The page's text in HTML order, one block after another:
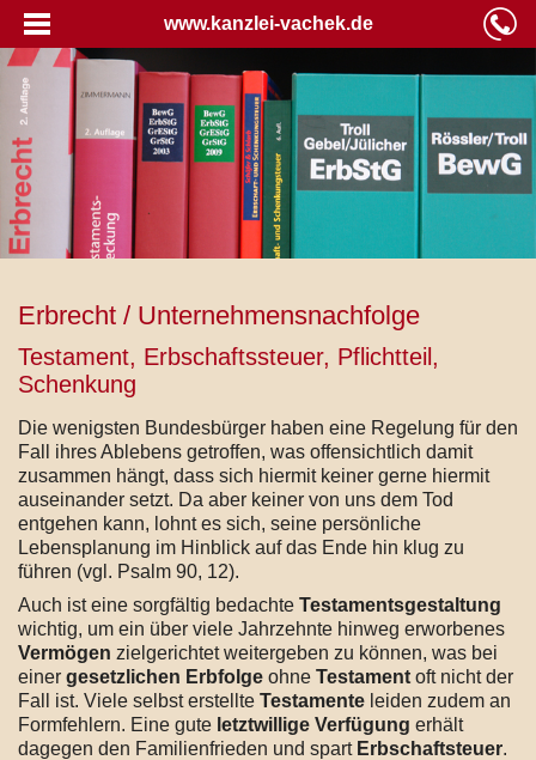
www.kanzlei-vachek.de
Erbrecht / Unternehmensnachfolge
Testament, Erbschaftssteuer, Pflichtteil,
Schenkung
Die wenigsten Bundesbürger haben eine Regelung für den
Fall ihres Ablebens getroffen, was offensichtlich damit
zusammen hängt, dass sich hiermit keiner gerne hiermit
auseinander setzt. Da aber keiner von uns dem Tod
entgehen kann, lohnt es sich, seine persönliche
Lebensplanung im Hinblick auf das Ende hin klug zu
führen (vgl. Psalm 90, 12).
Auch ist eine sorgfältig bedachte Testamentsgestaltung
wichtig, um ein über viele Jahrzehnte hinweg erworbenes
Vermögen zielgerichtet weitergeben zu können, was bei
einer gesetzlichen Erbfolge ohne Testament oft nicht der
Fall ist. Viele selbst erstellte Testamente leiden zudem an
Formfehlern. Eine gute letztwillige Verfügung erhält
dagegen den Familienfrieden und spart Erbschaftsteuer.